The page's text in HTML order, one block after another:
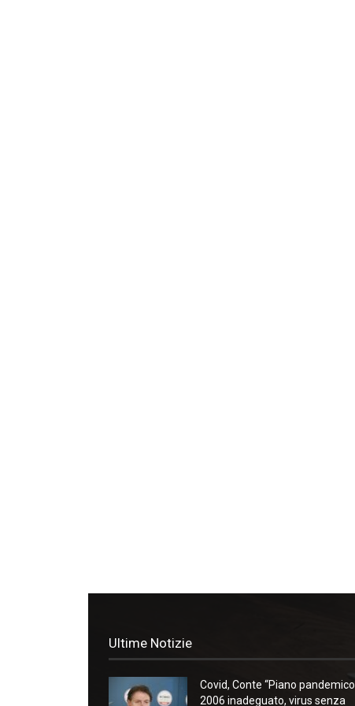
Ultime Notizie
Covid, Conte “Piano pandemico
2006 inadeguato, virus senza